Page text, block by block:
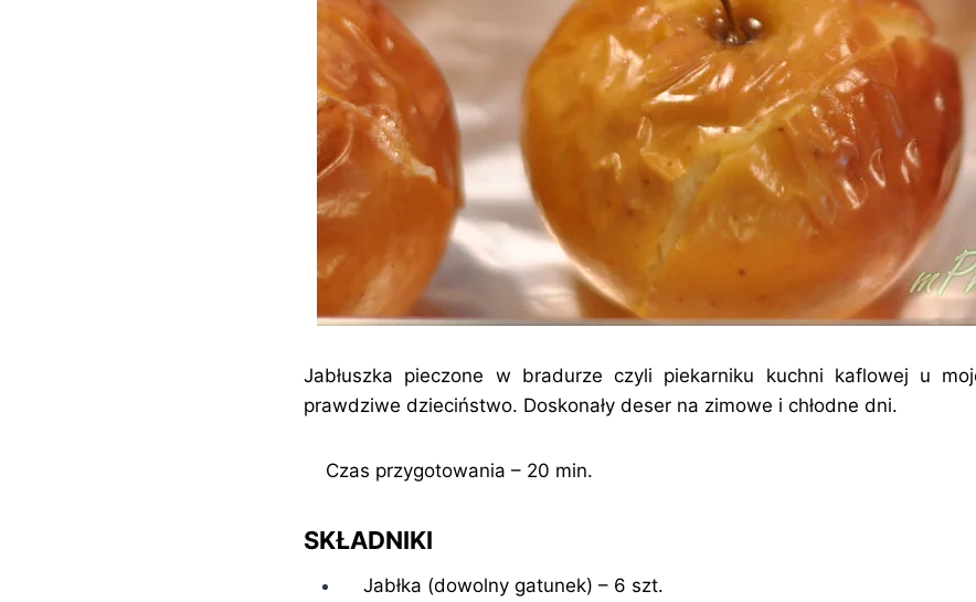
Jabłuszka pieczone w bradurze czyli piekarniku kuchni kaflowej u
prawdziwe dzieciństwo. Doskonały deser na zimowe i chłodne dni.
Czas przygotowania – 20 min.
SKŁADNIKI
Jabłka (dowolny gatunek) – 6 szt.